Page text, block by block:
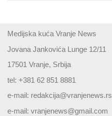
Medijska kuća Vranje News
Jovana Jankovića Lunge 12/11
17501 Vranje, Srbija
tel: +381 62 851 8881
e-mail: redakcija@vranjenews.rs
e-mail: vranjenews@gmail.com